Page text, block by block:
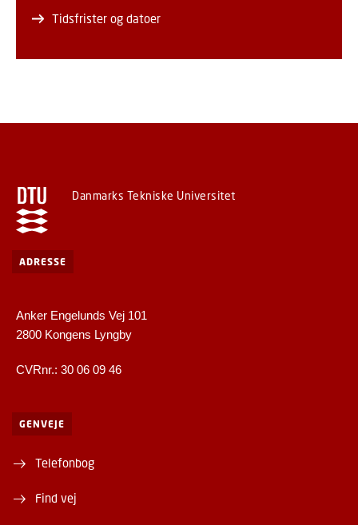
Tidsfrister og datoer
Danmarks Tekniske Universitet
ADRESSE
Anker Engelunds Vej 101
2800 Kongens Lyngby
CVRnr.: 30 06 09 46
GENVEJE
Telefonbog
Find vej